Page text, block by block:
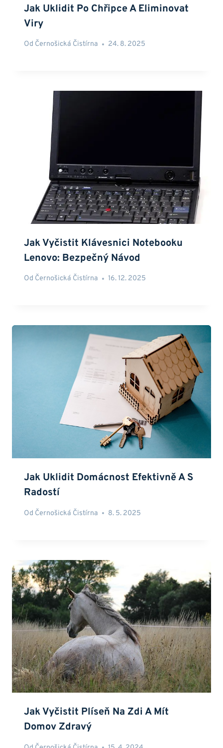
Jak Uklidit Po Chřipce A Eliminovat
Viry
Od Černošická Čistírna 24. 8. 2025
Jak Vyčistit Klávesnici Notebooku
Lenovo: Bezpečný Návod
Od Černošická Čistírna 16. 12. 2025
Jak Uklidit Domácnost Efektivně A S
Radostí
Od Černošická Čistírna 8. 5. 2025
Jak Vyčistit Plíseň Na Zdi A Mít
Domov Zdravý